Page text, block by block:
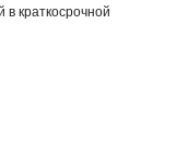
в краткосрочной